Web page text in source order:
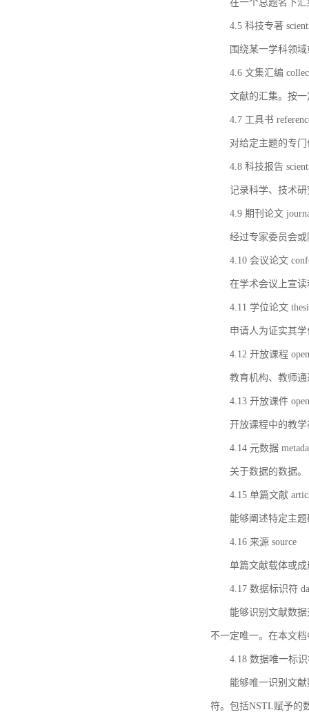
在一个总题名下
4.5 科技专著
围绕某一学科领
4.6 文集汇编
文献的汇集。按
4.7 工具书
对给定主题的专
4.8 科技报告
记录科学、技术
4.9 期刊论文
经过专家委员会
4.10 会议论文
在学术会议上宣
4.11 学位论文
申请人为证实其
4.12 开放课程
教育机构、教师
4.13 开放课件
开放课程中的教
4.14 元数据
关于数据的数据。
4.15 单篇文献
能够阐述特定主
4.16 来源 source
单篇文献载体或
4.17 数据标识符
能够识别文献数
不一定唯一。在本文
4.18 数据唯一标
能够唯一识别文
符。包括NSTL赋予的